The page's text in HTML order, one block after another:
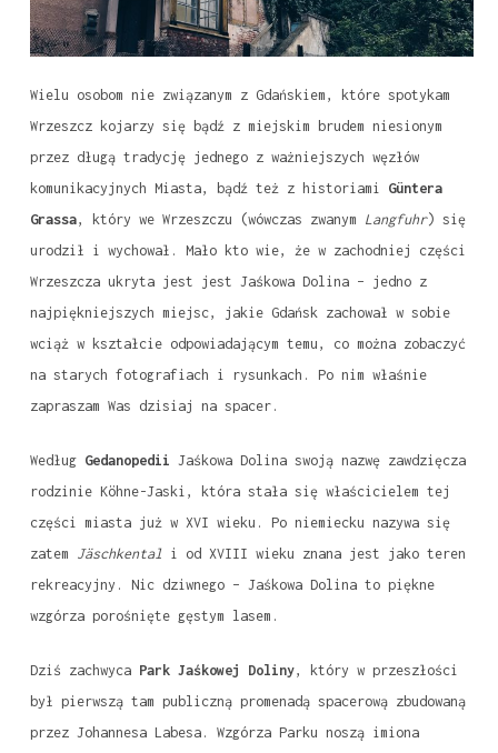
Wielu osobom nie związanym z Gdańskiem, które spotykam
Wrzeszcz kojarzy się bądź z miejskim brudem niesionym
przez długą tradycję jednego z ważniejszych węzłów
komunikacyjnych Miasta, bądź też z historiami Güntera
Grassa, który we Wrzeszczu (wówczas zwanym Langfuhr) się
urodził i wychował. Mało kto wie, że w zachodniej części
Wrzeszcza ukryta jest jest Jaśkowa Dolina – jedno z
najpiękniejszych miejsc, jakie Gdańsk zachował w sobie
wciąż w kształcie odpowiadającym temu, co można zobaczyć
na starych fotografiach i rysunkach. Po nim właśnie
zapraszam Was dzisiaj na spacer.
Według Gedanopedii Jaśkowa Dolina swoją nazwę zawdzięcza
rodzinie Köhne-Jaski, która stała się właścicielem tej
części miasta już w XVI wieku. Po niemiecku nazywa się
zatem Jäschkental i od XVIII wieku znana jest jako teren
rekreacyjny. Nic dziwnego – Jaśkowa Dolina to piękne
wzgórza porośnięte gęstym lasem.
Dziś zachwyca Park Jaśkowej Doliny, który w przeszłości
był pierwszą tam publiczną promenadą spacerową zbudowaną
przez Johannesa Labesa. Wzgórza Parku noszą imiona